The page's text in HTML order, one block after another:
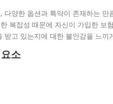
다양한 옵션과 특약이 존재하는
복잡성 때문에 자신이 가입한 보
고 있는지에 대한 불안감을 느끼
소